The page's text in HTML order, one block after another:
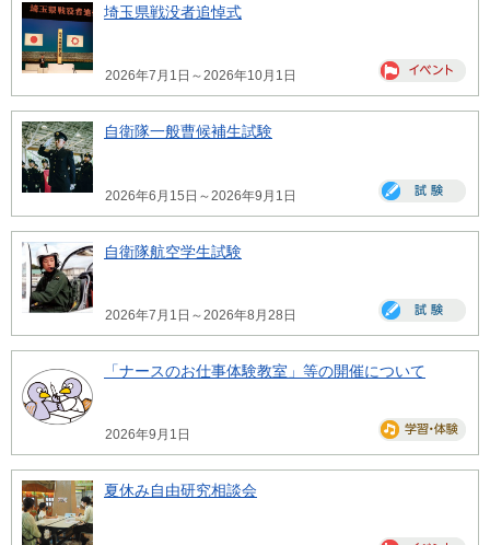
埼玉県戦没者追悼式
2026年7月1日～2026年10月1日
自衛隊一般曹候補生試験
2026年6月15日～2026年9月1日
自衛隊航空学生試験
2026年7月1日～2026年8月28日
「ナースのお仕事体験教室」等の開催について
2026年9月1日
夏休み自由研究相談会